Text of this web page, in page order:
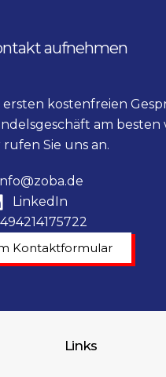
aufnehmen
kostenfreien
am besten
Sie uns an.
LinkedIn
Kontaktformular
Links